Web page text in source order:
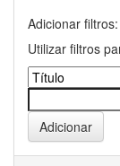
Adicionar filtros:
Utilizar filtros